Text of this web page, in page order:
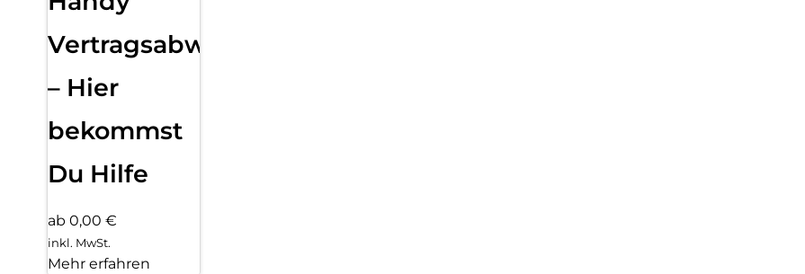
Vertragsabwicklung
– Hier
bekommst
Du Hilfe
ab 0,00 €
inkl. MwSt.
Mehr erfahren